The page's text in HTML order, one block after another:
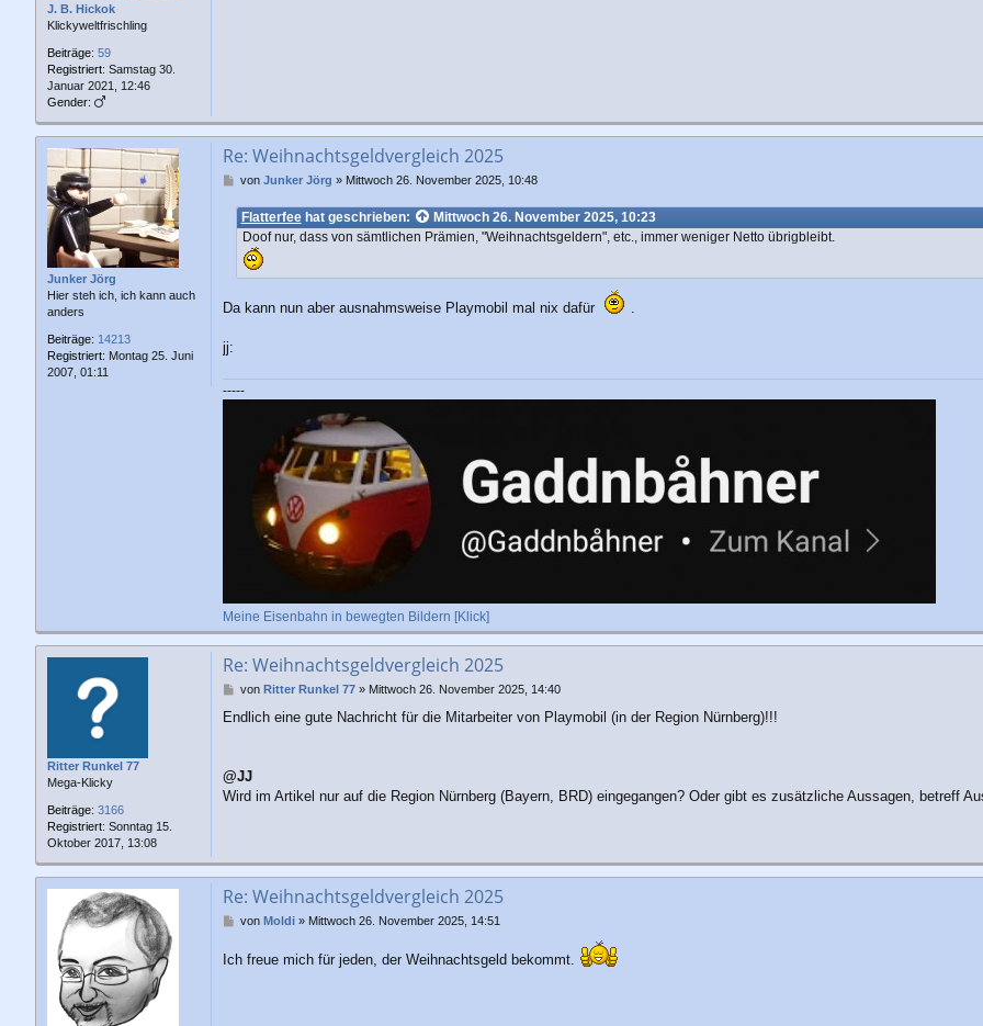
J. B. Hickok
Klickyweltfrischling
Beiträge: 59
Registriert: Samstag 30.
Januar 2021, 12:46
Gender:
Junker Jörg
Hier steh ich, ich kann auch
anders
Beiträge: 14213
Registriert: Montag 25. Juni
2007, 01:11
Re: Weihnachtsgeldvergleich 2025
B
i
t
g
von Junker Jörg » Mittwoch 26. November 2025, 10:48
Flatterfeehat geschrieben:
Mittwoch 26. November 2025, 10:23
Doof nur, dass von sämtlichen Prämien, "Weihnachtsgeldern", etc., immer weniger Netto übrigbleibt.
Da kann nun aber ausnahmsweise Playmobil mal nix dafür .
jj:
-----
Meine Eisenbahn in bewegten Bildern [Klick]
Ritter Runkel 77
Mega-Klicky
Beiträge: 3166
Registriert: Sonntag 15.
Oktober 2017, 13:08
Re: Weihnachtsgeldvergleich 2025
B
i
a
von Ritter Runkel 77» Mittwoch 26. November 2025, 14:40
Endlich eine gute Nachricht für die Mitarbeiter von Playmobil (in der Region Nürnberg)!!!
@JJ
Wird im Artikel nur auf die Region Nürnberg (Bayern, BRD) eingegangen? Oder gibt es zusätzliche Aussagen, betreff
Re: Weihnachtsgeldvergleich 2025
B
i
von Moldi» Mittwoch 26. November 2025, 14:51
Ich freue mich für jeden, der Weihnachtsgeld bekommt.